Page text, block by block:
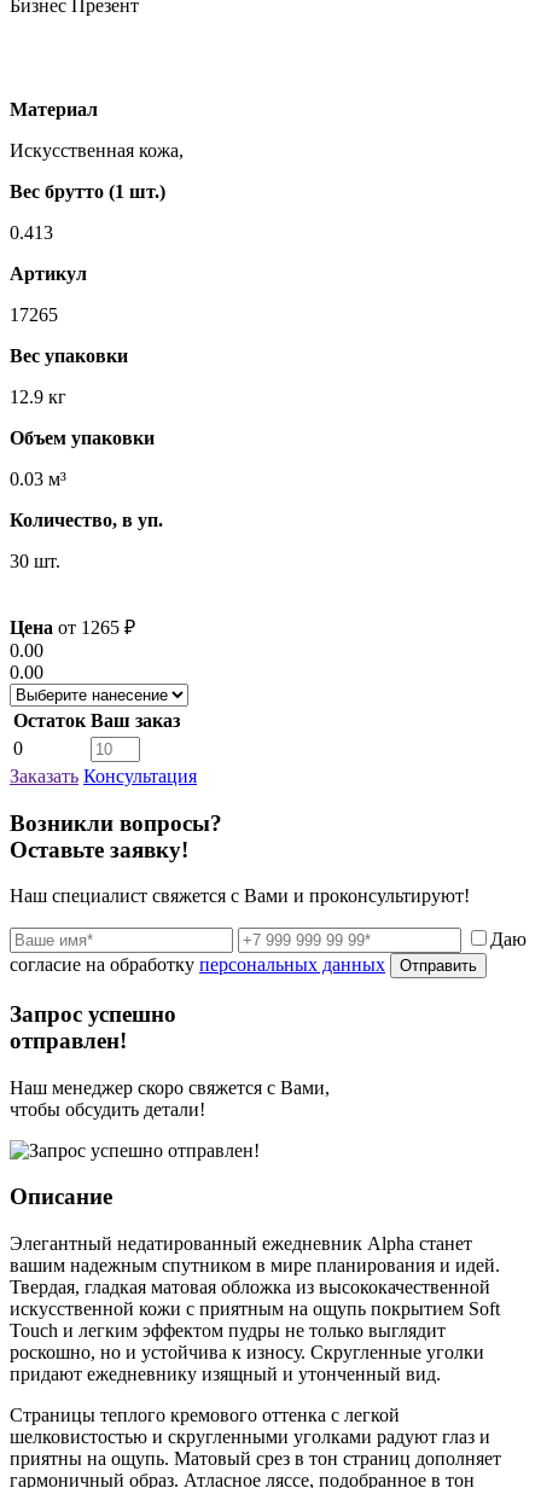
Материал
Искусственная кожа,
Вес брутто (1 шт.)
0.413
Артикул
17265
Вес упаковки
12.9 кг
Объем упаковки
0.03 м³
Количество, в уп.
30 шт.
Цена от 1265 ₽
0.00
0.00
Остаток Ваш заказ
0
Заказать Консультация
Возникли вопросы?
Оставьте заявку!
Наш специалист свяжется с Вами и проконсультируют!
Даю
согласие на обработку персональных данных Отправить
Запрос успешно
отправлен!
Наш менеджер скоро свяжется с Вами,
чтобы обсудить детали!
Описание
Элегантный недатированный ежедневник Alpha станет
вашим надежным спутником в мире планирования и идей.
Твердая, гладкая матовая обложка из высококачественной
искусственной кожи с приятным на ощупь покрытием Soft
Touch и легким эффектом пудры не только выглядит
роскошно, но и устойчива к износу. Скругленные уголки
придают ежедневнику изящный и утонченный вид.
Страницы теплого кремового оттенка с легкой
шелковистостью и скругленными уголками радуют глаз и
приятны на ощупь. Матовый срез в тон страниц дополняет
гармоничный образ. Атласное ляссе, подобранное в тон